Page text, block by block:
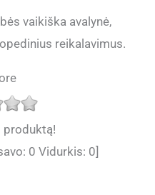
vaikiška avalynė,
reikalavimus.
produktą!
0 Vidurkis: 0]